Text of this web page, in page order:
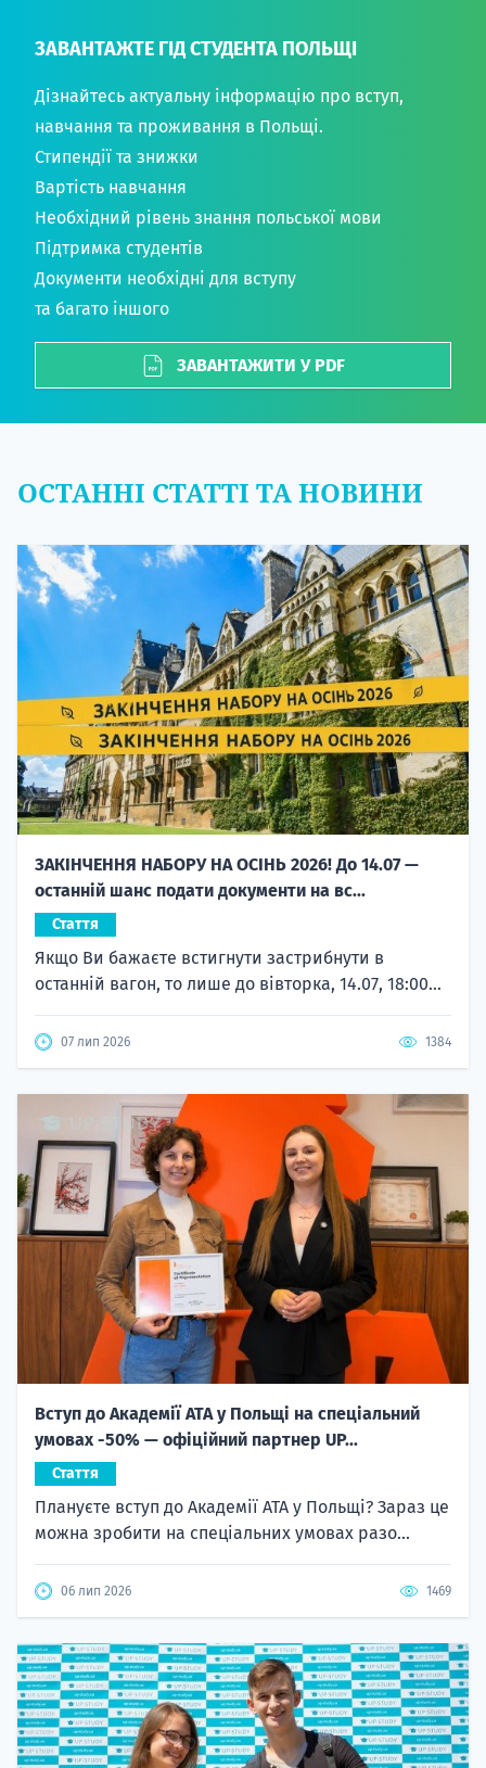
ЗАВАНТАЖТЕ ГІД СТУДЕНТА ПОЛЬЩІ
Дізнайтесь актуальну інформацію про вступ,
навчання та проживання в Польщі.
Стипендії та знижки
Вартість навчання
Необхідний рівень знання польської мови
Підтримка студентів
Документи необхідні для вступу
та багато іншого
ЗАВАНТАЖИТИ У PDF
ОСТАННІ СТАТТІ ТА НОВИНИ
ЗАКІНЧЕННЯ НАБОРУ НА ОСІНЬ 2026! До 14.07 —
останній шанс подати документи на вс...
Стаття
Якщо Ви бажаєте встигнути застрибнути в
останній вагон, то лише до вівторка, 14.07, 18:00...
07 лип 2026 1384
Вступ до Академії ATA у Польщі на спеціальний
умовах -50% — офіційний партнер UP...
Стаття
Плануєте вступ до Академії ATA у Польщі? Зараз це
можна зробити на спеціальних умовах разо...
06 лип 2026 1469